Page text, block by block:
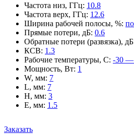
Частота низ, ГГц: 10.8
Частота верх, ГГц: 12.6
Ширина рабочей полосы, %:
Прямые потери, дБ: 0.6
Обратные потери (развязка), дБ
КСВ: 1.3
Рабочие температуры, С: -30 —
Мощность, Вт: 1
W, мм: 7
L, мм: 7
H, мм: 3
E, мм: 1.5
Заказать